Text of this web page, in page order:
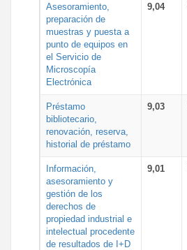
Asesoramiento,
preparación de
muestras y puesta a
punto de equipos en
el Servicio de
Microscopía
Electrónica
9,04
Préstamo
bibliotecario,
renovación, reserva,
historial de préstamo
9,03
Información,
asesoramiento y
gestión de los
derechos de
propiedad industrial e
intelectual procedente
de resultados de I+D
9,01